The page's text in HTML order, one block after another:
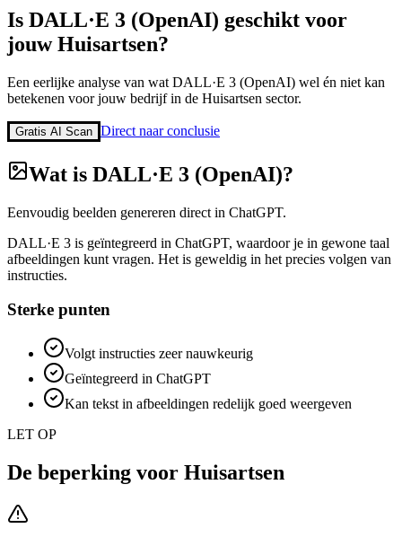
Is DALL·E 3 (OpenAI) geschikt voor
jouwHuisartsen?
Een eerlijke analyse van wat DALL·E 3 (OpenAI) wel én niet kan
betekenen voor jouw bedrijf in de Huisartsen sector.
Gratis AI Scan Direct naar conclusie
Wat is DALL·E 3 (OpenAI)?
Eenvoudig beelden genereren direct in ChatGPT.
DALL·E 3 is geïntegreerd in ChatGPT, waardoor je in gewone taal
afbeeldingen kunt vragen. Het is geweldig in het precies volgen van
instructies.
Sterke punten
Volgt instructies zeer nauwkeurig
Geïntegreerd in ChatGPT
Kan tekst in afbeeldingen redelijk goed weergeven
LET OP
De beperking voor Huisartsen